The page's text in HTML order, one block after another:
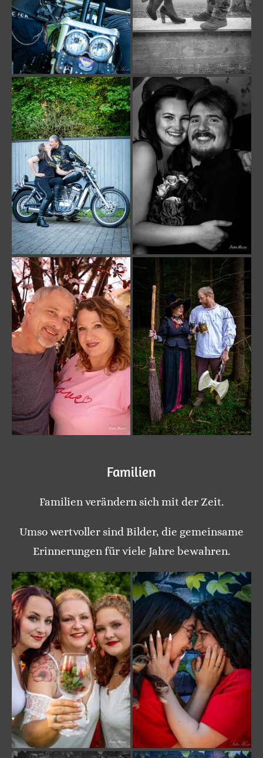
Familien
Familien verändern sich mit der Zeit.
Umso wertvoller sind Bilder, die gemeinsame
Erinnerungen für viele Jahre bewahren.